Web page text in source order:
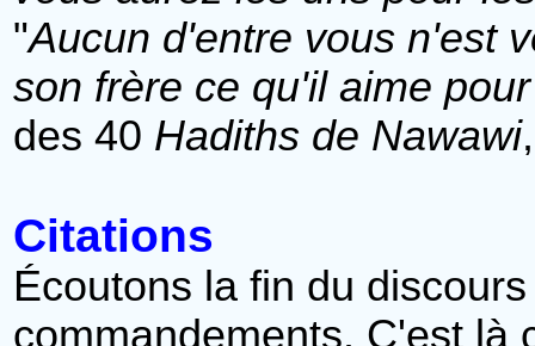
"Aucun d'entre vous n'est
son frère ce qu'il aime
des 40 Hadiths de Nawawi
Citations
Écoutons la fin du
commandements. C'est là